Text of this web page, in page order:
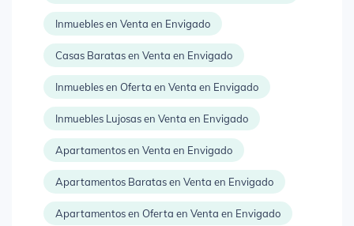
Inmuebles en Venta en Envigado
Casas Baratas en Venta en Envigado
Inmuebles en Oferta en Venta en Envigado
Inmuebles Lujosas en Venta en Envigado
Apartamentos en Venta en Envigado
Apartamentos Baratas en Venta en Envigado
Apartamentos en Oferta en Venta en Envigado